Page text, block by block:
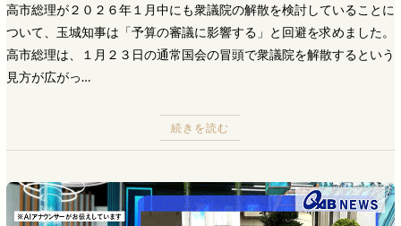
高市総理が２０２６年１月中にも衆議院の解散を検討していることに
ついて、玉城知事は「予算の審議に影響する」と回避を求めました。
高市総理は、１月２３日の通常国会の冒頭で衆議院を解散するという
見方が広がっ…
続きを読む